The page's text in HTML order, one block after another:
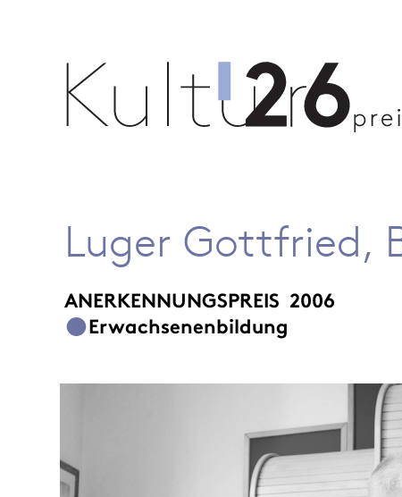
Luger Gottfried,
ANERKENNUNGSPREIS 2006
Erwachsenenbildung